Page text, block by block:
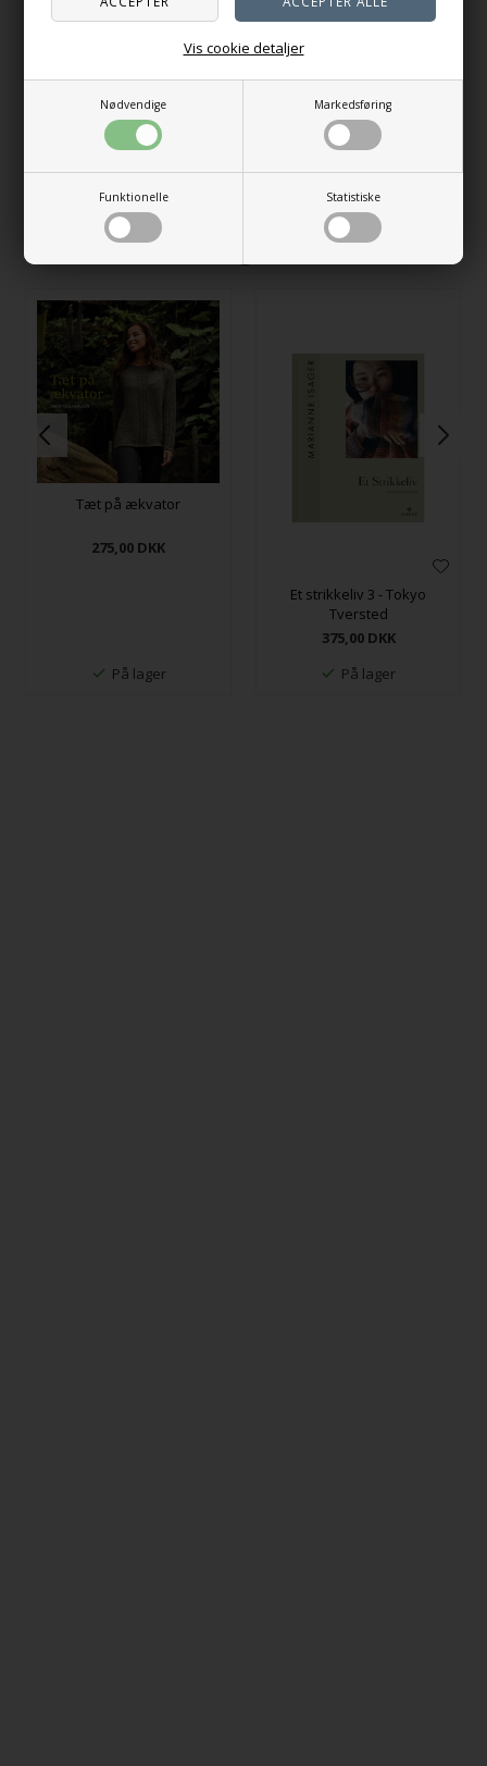
Nødvendige Markedsføring
Funktionelle Statistiske
Vis cookie detaljer
299,00
DKK
På lager
Tro, håb og kærlighed
170,00DKK
På lager
Andre købte også
Tæt på ækvator
275,00 DKK
På lager
Et strikkeliv 3 - Tokyo
Tversted
375,00 DKK
På lager